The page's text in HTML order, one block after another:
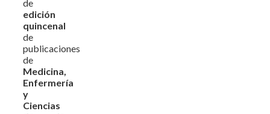
de
edición
quincenal
de
publicaciones
de
Medicina,
Enfermería
y
Ciencias